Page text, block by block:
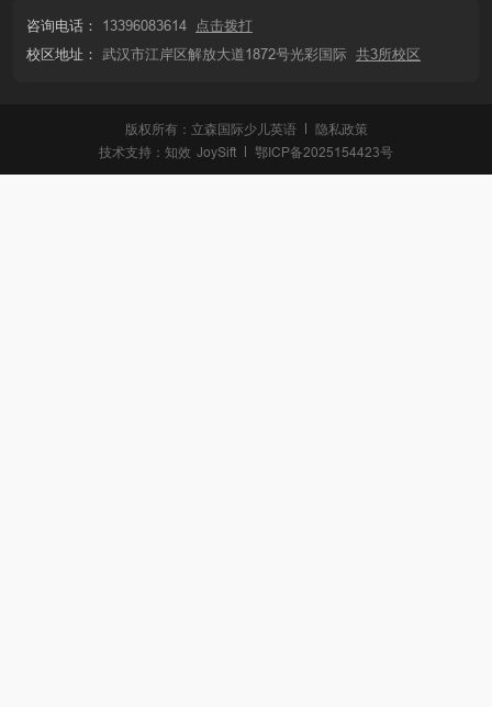
咨询电话： 13396083614
点击拨打
校区地址： 武汉市江岸区解放大道1872号光彩国际 共3所校区
版权所有：立森国际少儿英语
隐私政策
技术支持： 知效 JoySift 鄂ICP备2025154423号